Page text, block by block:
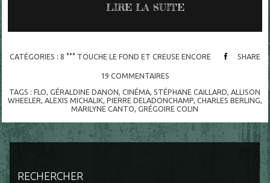
LIRE LA SUITE
CATÉGORIES : 8 °°° TOUCHE LE FOND ET CREUSE ENCORE SHARE
19 COMMENTAIRES
TAGS :FLO ,GÉRALDINE DANON ,CINÉMA ,STÉPHANE CAILLARD ALLISON
WHEELER ALEXIS MICHALIK PIERRE DELADONCHAMP, CHARLES BERLING
MARILYNE CANTO ,GRÉGOIRE COLIN
RECHERCHER